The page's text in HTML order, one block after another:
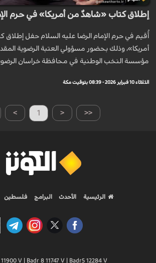
إطلاق كتاب «شاهدٌ من أمريكا» في حرم
أُقيم في حرم الإمام الرضا عليه السلام حفل
أمريكا»، وذلك بحضور مسؤولي العتبة الرضوية
مؤسسة النخب الوطنية في محافظة خراسان
الثلاثاء 10 فبراير 2026 - 08:39 بتوقيت مكة
> 1 < <<
الرئيسية الأحدث البرامج فلسطين
V | Badr 8 11747 V | Badr5 12284 V